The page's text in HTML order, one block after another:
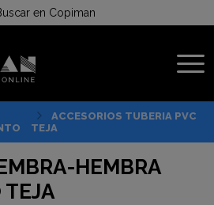
en Copiman
ACCESORIOS TUBERIA PVC
TEJA
HEMBRA
TEJA